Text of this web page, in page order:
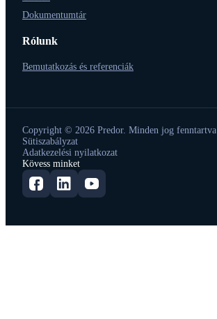
Dokumentumtár
Rólunk
Bemutatkozás és referenciák
Copyright © 2026 Predor. Minden jog fenntartva
Sütiszabályzat
Adatkezelési nyilatkozat
Kövess minket